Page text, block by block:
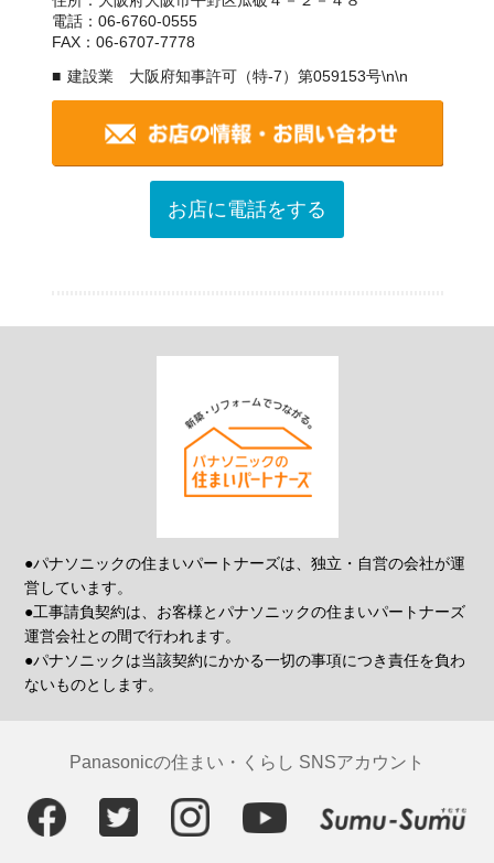
電話：06-6760-0555
FAX：06-6707-7778
建設業 大阪府知事許可（特-7）第059153号\n\n
お店に電話をする
●パナソニックの住まいパートナーズは、独立・自営の会社が運
営しています。
●工事請負契約は、お客様とパナソニックの住まいパートナーズ
運営会社との間で行われます。
●パナソニックは当該契約にかかる一切の事項につき責任を負わ
ないものとします。
Panasonicの住まい・くらし SNSアカウント